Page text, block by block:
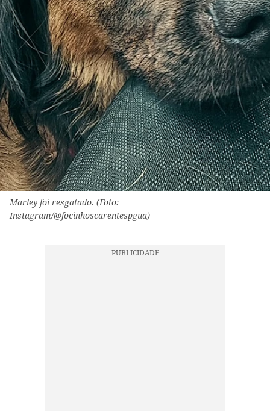
Marley foi resgatado. (Foto:
Instagram/@focinhoscarentespgua)